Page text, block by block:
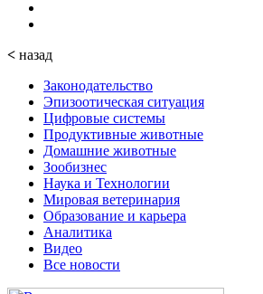
< назад
Законодательство
Эпизоотическая ситуация
Цифровые системы
Продуктивные животные
Домашние животные
Зообизнес
Наука и Технологии
Мировая ветеринария
Образование и карьера
Аналитика
Видео
Все новости